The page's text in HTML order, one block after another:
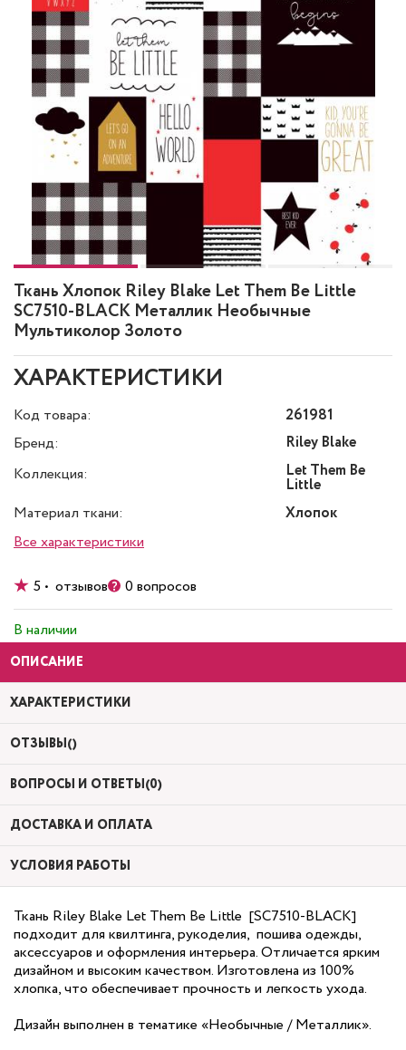
Ткань Хлопок Riley Blake Let Them Be Little
SC7510-BLACK Металлик Необычные
Мультиколор Золото
ХАРАКТЕРИСТИКИ
Код товара:
261981
Бренд:
Riley Blake
Коллекция:
Let Them Be
Little
Материал ткани:
Хлопок
Все характеристики
5 • отзывов 0 вопросов
В наличии
ОПИСАНИЕ
ХАРАКТЕРИСТИКИ
ОТЗЫВЫ()
ВОПРОСЫ И ОТВЕТЫ(0)
ДОСТАВКА И ОПЛАТА
УСЛОВИЯ РАБОТЫ
Ткань Riley Blake Let Them Be Little [SC7510-BLACK]
подходит для квилтинга, рукоделия, пошива одежды,
аксессуаров и оформления интерьера. Отличается ярким
дизайном и высоким качеством. Изготовлена из 100%
хлопка, что обеспечивает прочность и легкость ухода.
Дизайн выполнен в тематике «Необычные / Металлик».